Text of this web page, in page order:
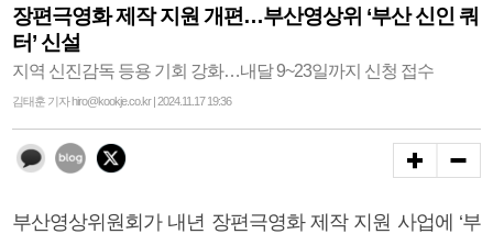
장편극영화 제작 지원 개편…부산영상위 ‘부산 신인 쿼
터’ 신설
지역 신진감독 등용 기회 강화…내달 9~23일까지 신청 접수
김태훈 기자 hiro@kookje.co.kr | 2024.11.17 19:36
부산영상위원회가 내년 장편극영화 제작 지원 사업에 ‘부